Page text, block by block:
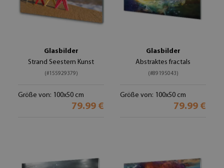
Glasbilder
Strand Seestern Kunst
(#155929379)
Größe von: 100x50 cm
79.99 €
Glasbilder
Abstraktes fractals
(#89195043)
Größe von: 100x50 cm
79.99 €